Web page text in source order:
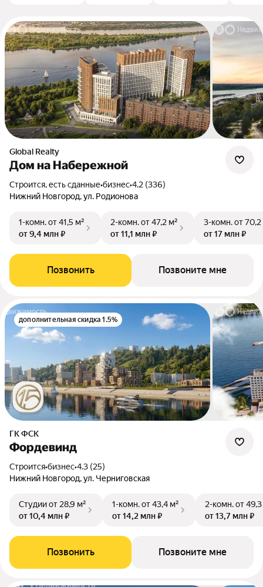
Global Realty
Дом на Набережной
Строится, есть сданные•бизнес•4.2 (336)
Нижний Новгород, ул. Родионова
1-комн.от 41,5 м²
от 9,4 млн ₽
2-комн.от 47,2 м²
от 11,1 млн ₽
3-комн.от 70,2
от 17 млн ₽
Позвонить Позвоните мне
дополнительная скидка 1.5%
ГК ФСК
Фордевинд
Строится•бизнес•4.3 (25)
Нижний Новгород, ул. Черниговская
Студииот 28,9 м²
от 10,4 млн ₽
1-комн.от 43,4 м²
от 14,2 млн ₽
2-комн.от
от 13,7 млн ₽
Позвонить Позвоните мне